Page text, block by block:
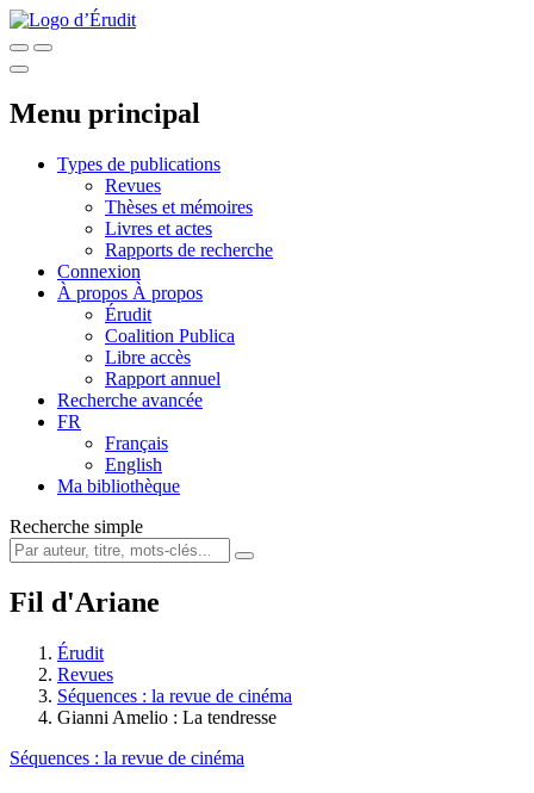
Menu principal
Types de publications
Revues
Thèses et mémoires
Livres et actes
Rapports de recherche
Connexion
À propos À propos
Érudit
Coalition Publica
Libre accès
Rapport annuel
Recherche avancée
FR
Français
English
Ma bibliothèque
Recherche simple
Fil d'Ariane
Érudit
Revues
Séquences : la revue de cinéma
Gianni Amelio : La tendresse
Séquences : la revue de cinéma